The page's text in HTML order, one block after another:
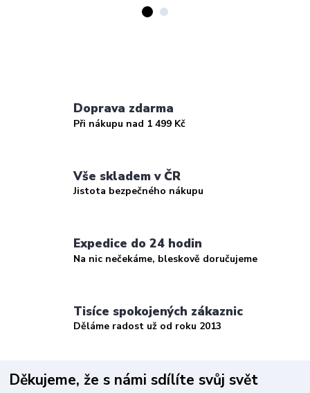
Doprava zdarma
Při nákupu nad 1 499 Kč
Vše skladem v ČR
Jistota bezpečného nákupu
Expedice do 24 hodin
Na nic nečekáme, bleskově doručujeme
Tisíce spokojených zákaznic
Děláme radost už od roku 2013
Děkujeme, že s námi sdílíte svůj svět